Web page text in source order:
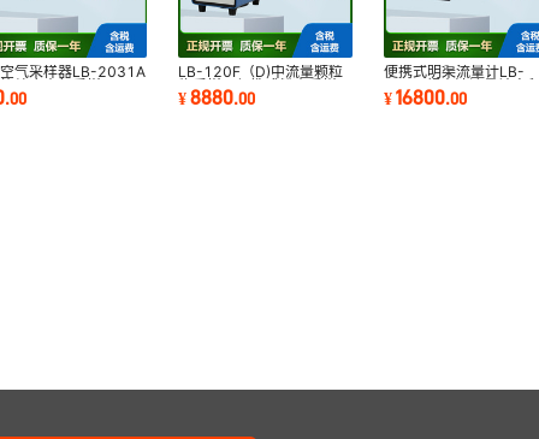
气采样器LB-2031A
综合大气采样器
.00
LB-120F（D)中流量颗粒
物采样器便携式粉尘采样仪
锂电池
¥8880.00
便携式明渠流量计LB-
6210 超声波流量计容
流量计
¥16800.00